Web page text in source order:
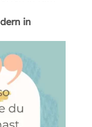
in